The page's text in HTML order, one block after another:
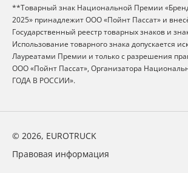
**Товарный знак Национальной Премии
2025» принадлежит ООО «Пойнт Пассат» и
Государственный реестр товарных знаков и
Использование товарного знака допускается
Лауреатами Премии и только с разрешения
ООО «Пойнт Пассат», Организатора
ГОДА В РОССИИ».
© 2026, EUROTRUCK
Правовая информация